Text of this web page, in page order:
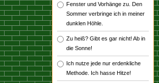
Fenster und Vorhänge zu. Den
Sommer verbringe ich in meiner
dunklen Höhle.
Zu heiß? Gibt es gar nicht! Ab in
die Sonne!
Ich nutze jede nur erdenkliche
Methode. Ich hasse Hitze!